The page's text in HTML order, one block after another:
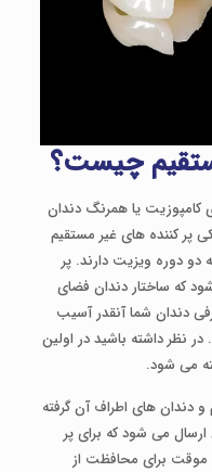
چیست؟
کامپوزیت یا همرنگ دندان
پر کننده های غیر مستقیم
دو دوره ویزیت دارند. پر
که ساختار دندان فضای
دندان شما آنقدر آسیب
نظر داشته باشید در اولین
می شود.
دندان های اطراف آن گرفته
می شود که برای پر
موقت برای محافظت از